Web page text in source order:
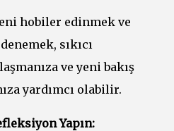
hobiler edinmek ve
sıkıcı
ve yeni bakış
yardımcı olabilir.
Yapın: